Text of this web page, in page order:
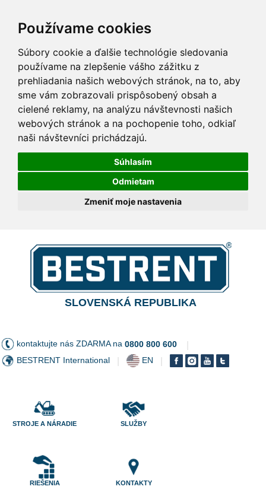
Používame cookies
Súbory cookie a ďalšie technológie sledovania
používame na zlepšenie vášho zážitku z
prehliadania našich webových stránok, na to, aby
sme vám zobrazovali prispôsobený obsah a
cielené reklamy, na analýzu návštevnosti našich
webových stránok a na pochopenie toho, odkiaľ
naši návštevníci prichádzajú.
Súhlasím
Odmietam
Zmeniť moje nastavenia
SLOVENSKÁ REPUBLIKA
kontaktujte nás ZDARMA na 0800 800 600
BESTRENT International EN
STROJE A NÁRADIE SLUŽBY
RIEŠENIA KONTAKTY